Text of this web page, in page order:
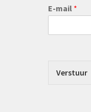
E-mail *
Verstuur